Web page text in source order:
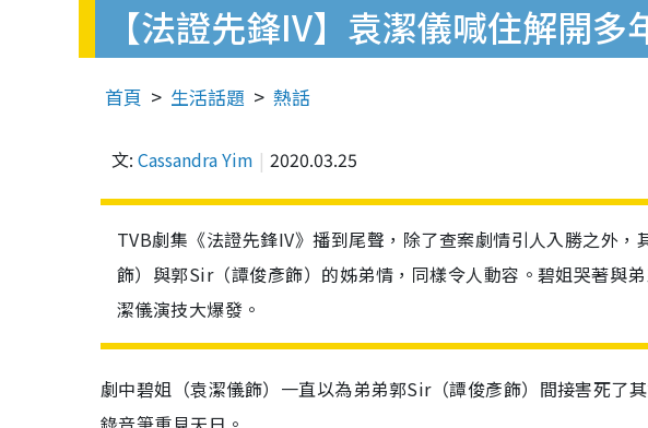
【法證先鋒IV】袁潔儀喊住解開
首頁 生活話題 熱話
文: Cassandra Yim 2020.03.25
TVB劇集《法證先鋒IV》播到尾聲，除了查案劇情引人入勝之外
飾）與郭Sir（譚俊彥飾）的姊弟情，同樣令人動容。碧姐哭著與
潔儀演技大爆發。
劇中碧姐（袁潔儀飾）一直以為弟弟郭Sir（譚俊彥飾）間接害死了